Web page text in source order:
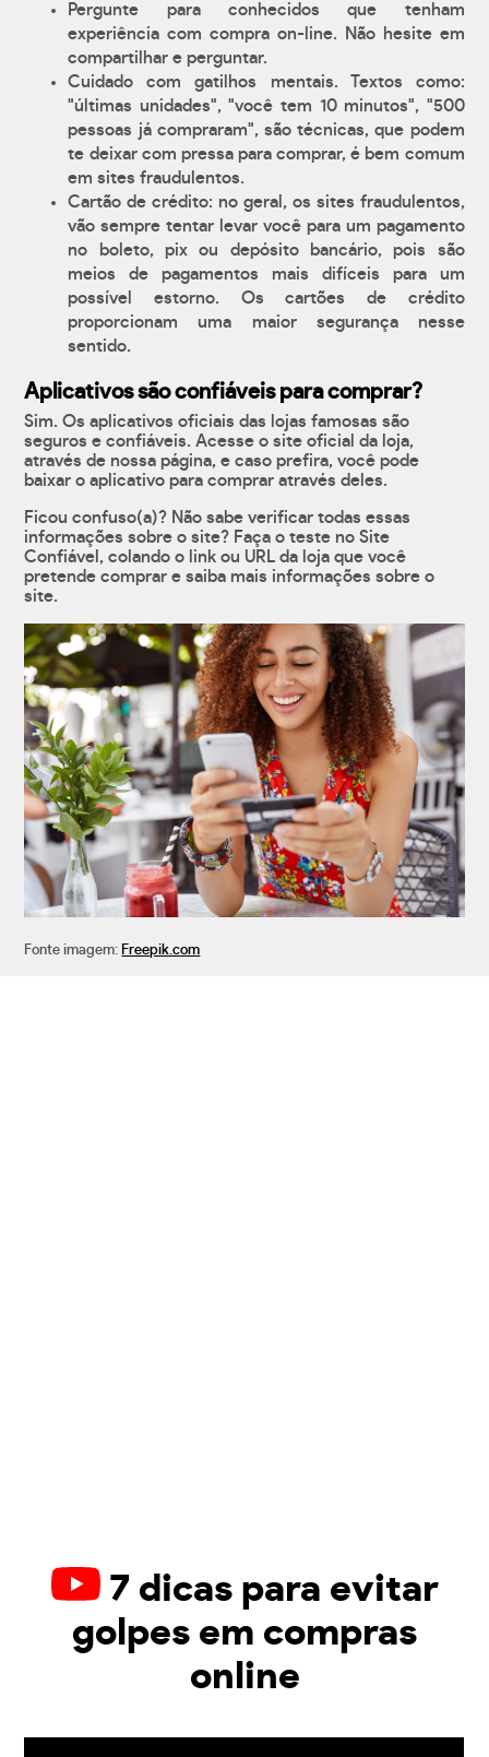
Pergunte para conhecidos que tenham
experiência com compra on-line. Não hesite em
compartilhar e perguntar.
Cuidado com gatilhos mentais. Textos como:
"últimas unidades", "você tem 10 minutos", "500
pessoas já compraram", são técnicas, que podem
te deixar com pressa para comprar, é bem comum
em sites fraudulentos.
Cartão de crédito: no geral, os sites fraudulentos,
vão sempre tentar levar você para um pagamento
no boleto, pix ou depósito bancário, pois são
meios de pagamentos mais difíceis para um
possível estorno. Os cartões de crédito
proporcionam uma maior segurança nesse
sentido.
Aplicativos são confiáveis para comprar?
Sim. Os aplicativos oficiais das lojas famosas são
seguros e confiáveis. Acesse o site oficial da loja,
através de nossa página, e caso prefira, você pode
baixar o aplicativo para comprar através deles.
Ficou confuso(a)? Não sabe verificar todas essas
informações sobre o site? Faça o teste no Site
Confiável, colando o link ou URL da loja que você
pretende comprar e saiba mais informações sobre o
site.
Fonte imagem: Freepik.com
7 dicas para evitar
golpes em compras
online